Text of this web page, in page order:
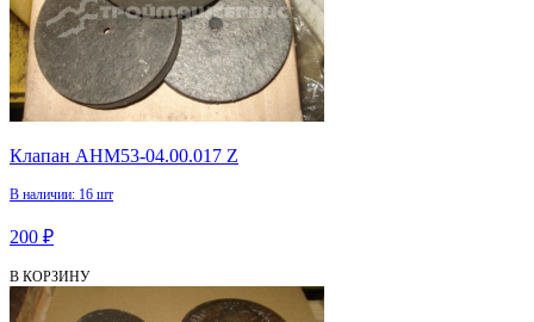
Клапан АНМ53-04.00.017 Z
В наличии: 16 шт
200 ₽
В КОРЗИНУ